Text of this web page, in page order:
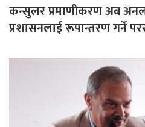
कन्सुलर प्रमाणीकरण अब
प्रशासनलाई रूपान्तरण गर्ने